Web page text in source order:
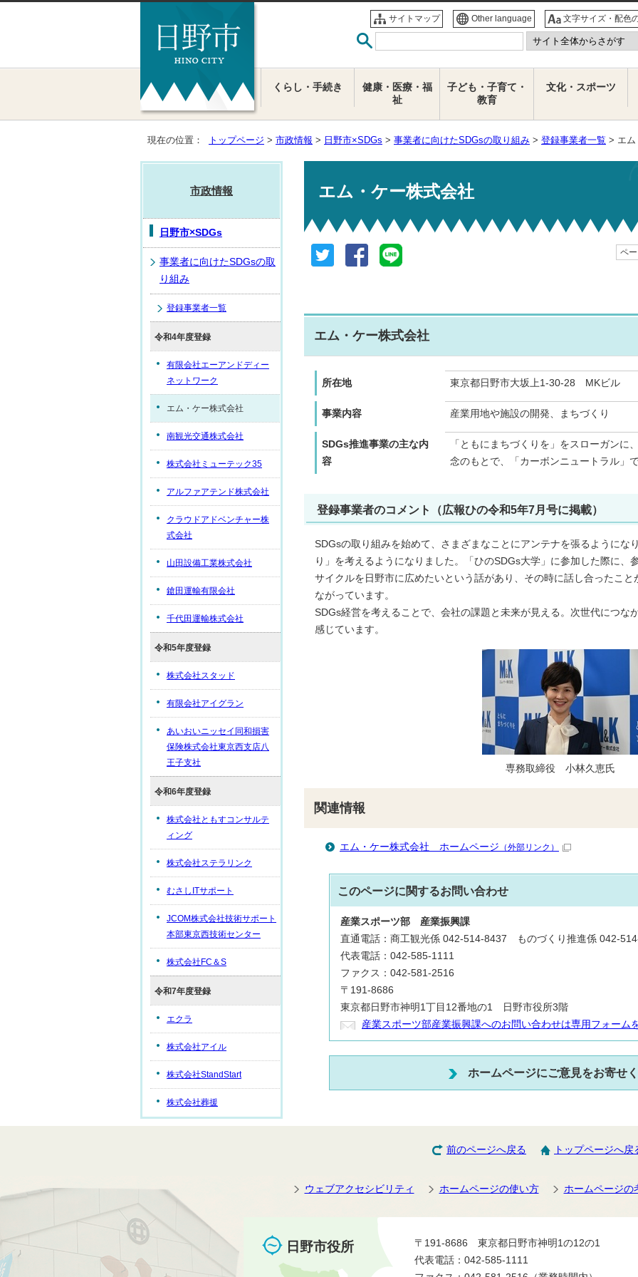
サイトマップ Other language 文字サイズ・配色
くらし・手続き
健康・医療・福
祉
子ども・子育て・
教育
文化・スポーツ
現在の位置： トップページ > 市政情報 > 日野市×SDGs > 事業者に向けたSDGsの取り組み > 登録事業者一覧 > エム
エム・ケー株式会社
ペ
エム・ケー株式会社
所在地 東京都日野市大坂上1-30-28 MKビル
事業内容 産業用地や施設の開発、まちづくり
SDGs推進事業の主な内
容
「ともにまちづくりを」をスローガンに
念のもとで、「カーボンニュートラル」
登録事業者のコメント（広報ひの令和5年7月号に掲載）
SDGsの取り組みを始めて、さまざまなことにアンテナを張るようにな
り」を考えるようになりました。「ひのSDGs大学」に参加した際に、
サイクルを日野市に広めたいという話があり、その時に話し合ったこ
ながっています。
SDGs経営を考えることで、会社の課題と未来が見える。次世代につな
感じています。
専務取締役 小林久恵氏
関連情報
エム・ケー株式会社 ホームページ （外部リンク）
このページに関するお問い合わせ
産業スポーツ部 産業振興課
直通電話：商工観光係 042-514-8437 ものづくり推進係 042-
代表電話：042-585-1111
ファクス：042-581-2516
〒191-8686
東京都日野市神明1丁目12番地の1 日野市役所3階
産業スポーツ部産業振興課へのお問い合わせは専用フォーム
ホームページにご意見をお寄せ
市政情報
日野市×SDGs
事業者に向けたSDGsの取
り組み
登録事業者一覧
令和4年度登録
有限会社エーアンドディー
ネットワーク
エム・ケー株式会社
南観光交通株式会社
株式会社ミューテック35
アルファアテンド株式会社
クラウドアドベンチャー株
式会社
山田設備工業株式会社
鎗田運輸有限会社
千代田運輸株式会社
令和5年度登録
株式会社スタッド
有限会社アイグラン
あいおいニッセイ同和損害
保険株式会社東京西支店八
王子支社
令和6年度登録
株式会社ともすコンサルテ
ィング
株式会社ステラリンク
むさしITサポート
JCOM株式会社技術サポート
本部東京西技術センター
株式会社FC＆S
令和7年度登録
エクラ
株式会社アイル
株式会社StandStart
株式会社葬援
前のページへ戻る トップページへ戻
ウェブアクセシビリティ ホームページの使い方 ホームページの
日野市役所
〒191-8686 東京都日野市神明1の12の1
代表電話：042-585-1111